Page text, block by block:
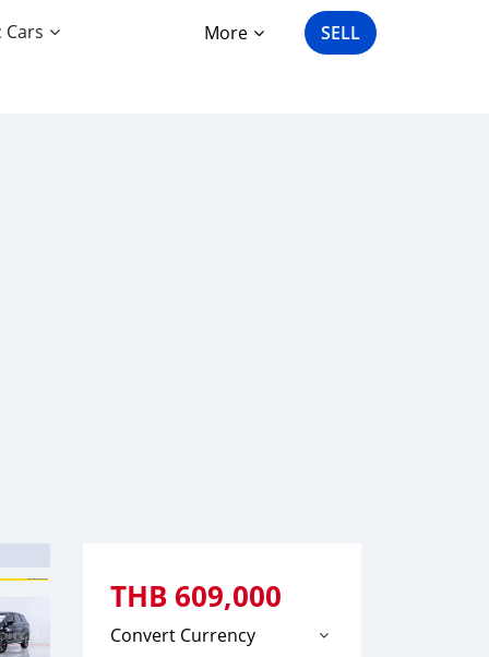
Cars More SELL
THB 609,000
Convert Currency